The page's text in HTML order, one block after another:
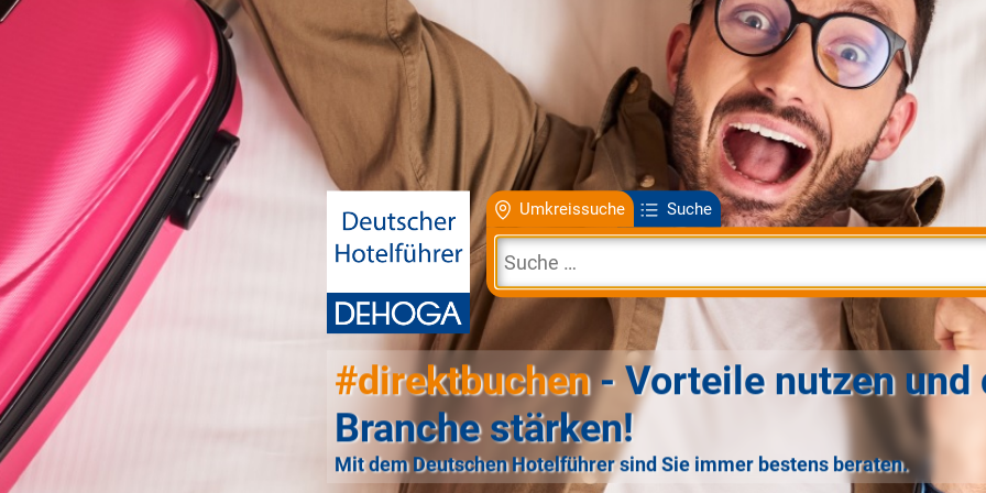
Umkreissuche Suche
#direktbuchen- Vorteile nutzen und
Branche stärken!
Mit dem Deutschen Hotelführer sind Sie immer bestens beraten.